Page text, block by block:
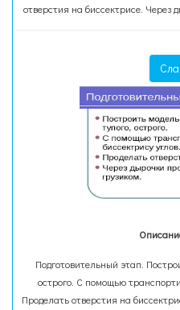
отверстия на биссектрисе. Через
Подготовительный этап.
острого. С помощью
Проделать отверстия на